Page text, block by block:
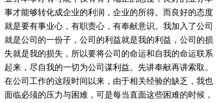
事才能够转化成企业的利润，企业的所得。而良好的态度
就是要有事业心，有职责心，有奉献意识。我加入了公司
就是公司的一份子，公司的利益就是我的利益，公司的损
失就是我的损失，所以要将公司的命运和自我的命运联系
起来，尽自我的一切为公司谋利益。先讲奉献再讲索取。
在公司工作的这段时间以来，由于相关经验的缺乏，我也
面临必须的压力与困难，可是每当直面这些困难的时候，